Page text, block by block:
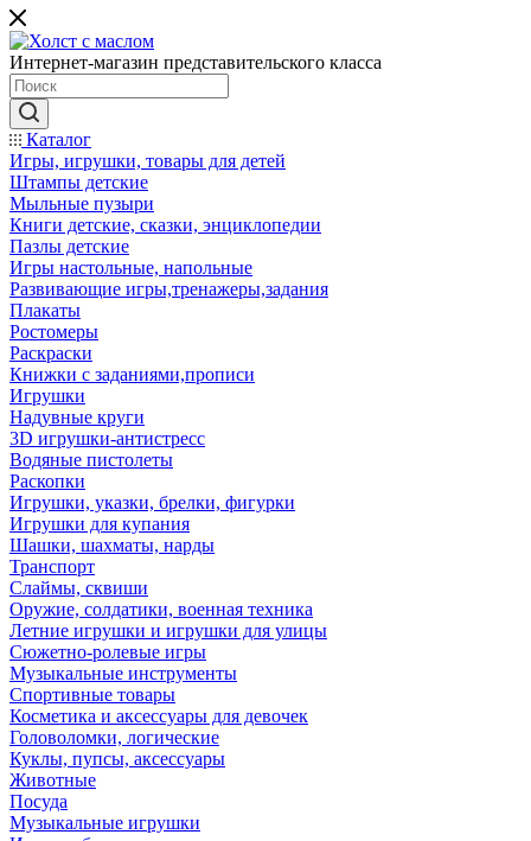
Интернет-магазин представительского класса
Каталог
Игры, игрушки, товары для детей
Штампы детские
Мыльные пузыри
Книги детские, сказки, энциклопедии
Пазлы детские
Игры настольные, напольные
Развивающие игры,тренажеры,задания
Плакаты
Ростомеры
Раскраски
Книжки с заданиями,прописи
Игрушки
Надувные круги
3D игрушки-антистресс
Водяные пистолеты
Раскопки
Игрушки, указки, брелки, фигурки
Игрушки для купания
Шашки, шахматы, нарды
Транспорт
Слаймы, сквиши
Оружие, солдатики, военная техника
Летние игрушки и игрушки для улицы
Сюжетно-ролевые игры
Музыкальные инструменты
Спортивные товары
Косметика и аксессуары для девочек
Головоломки, логические
Куклы, пупсы, аксессуары
Животные
Посуда
Музыкальные игрушки